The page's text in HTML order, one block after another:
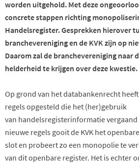
worden uitgehold. Met deze
concrete stappen richting
Handelsregister.Gesprekken hierover
branchevereniging en de KVK zijn op
Daaromzalde branchevereniging naar
helderheid te krijgen over deze kwestie.
Op grond van het databankenrecht
regels opgesteld die het (her)gebruik
van handelsregisterinformatie vergaand
nieuwe regels gooit de KVK het
slot en probeert zo een monopolie te
van ditopenbare register. Het is echter